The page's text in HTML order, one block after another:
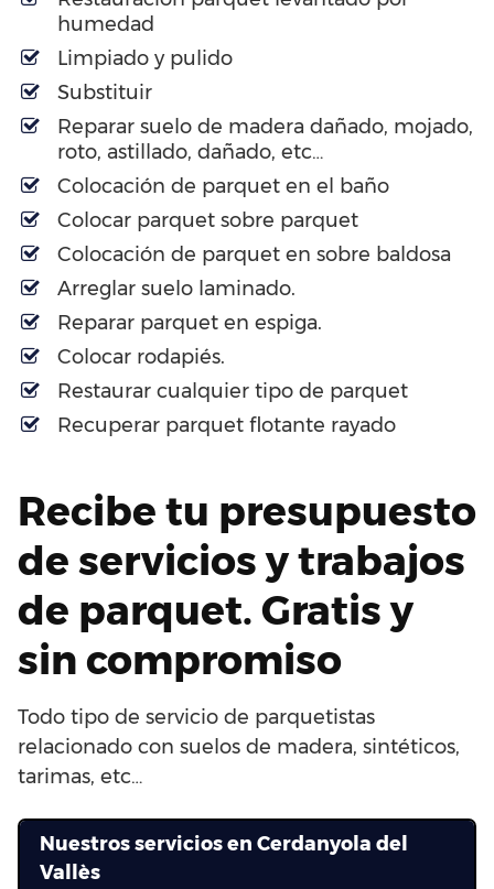
humedad
Limpiado y pulido
Substituir
Reparar suelo de madera dañado, mojado,
roto, astillado, dañado, etc…
Colocación de parquet en el baño
Colocar parquet sobre parquet
Colocación de parquet en sobre baldosa
Arreglar suelo laminado.
Reparar parquet en espiga.
Colocar rodapiés.
Restaurar cualquier tipo de parquet
Recuperar parquet flotante rayado
Recibe tu presupuesto
de servicios y trabajos
de parquet. Gratis y
sin compromiso
Todo tipo de servicio de parquetistas
relacionado con suelos de madera, sintéticos,
tarimas, etc…
Nuestros servicios en Cerdanyola del
Vallès